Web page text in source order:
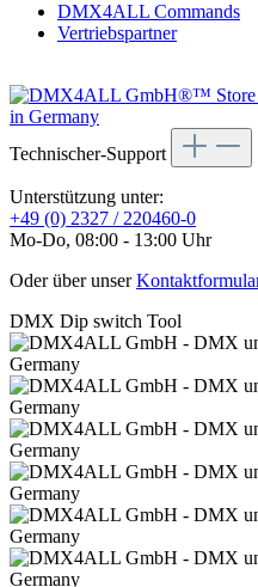
DMX4ALL Commands
Vertriebspartner
Technischer-Support
Unterstützung unter:
+49 (0) 2327 / 220460-0
Mo-Do, 08:00 - 13:00 Uhr
Oder über unser
DMX Dip switch Tool